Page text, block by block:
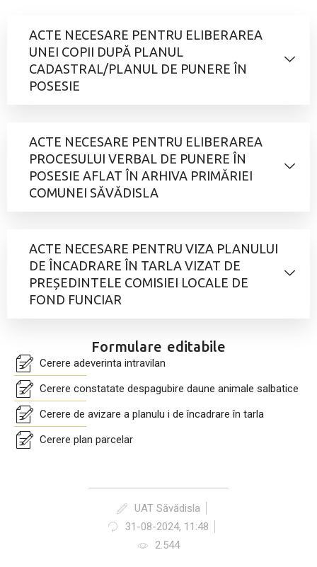
ACTE NECESARE PENTRU ELIBERAREA
UNEI COPII DUPĂ PLANUL
CADASTRAL/PLANUL DE PUNERE ÎN
POSESIE
ACTE NECESARE PENTRU ELIBERAREA
PROCESULUI VERBAL DE PUNERE ÎN
POSESIE AFLAT ÎN ARHIVA PRIMĂRIEI
COMUNEI SĂVĂDISLA
ACTE NECESARE PENTRU VIZA PLANULUI
DE ÎNCADRARE ÎN TARLA VIZAT DE
PREȘEDINTELE COMISIEI LOCALE DE
FOND FUNCIAR
Formulare editabile
Cerere adeverinta intravilan
Cerere constatate despagubire daune animale salbatice
Cerere de avizare a planulu i de încadrare în tarla
Cerere plan parcelar
UAT Săvădisla
31-08-2024, 11:48
2.544